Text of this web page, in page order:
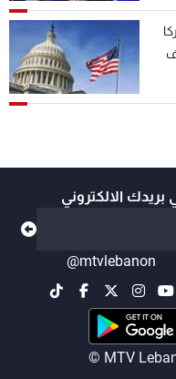
بريدك الالكتروني
@mtvlebanon
© MTV